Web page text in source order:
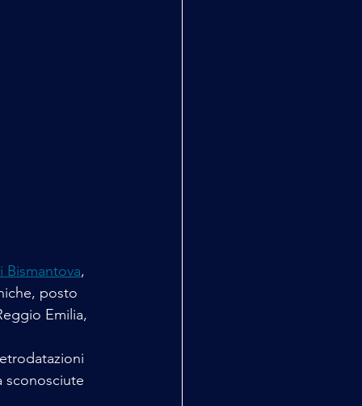
Bismantova,
posto
Emilia,
sconosciute